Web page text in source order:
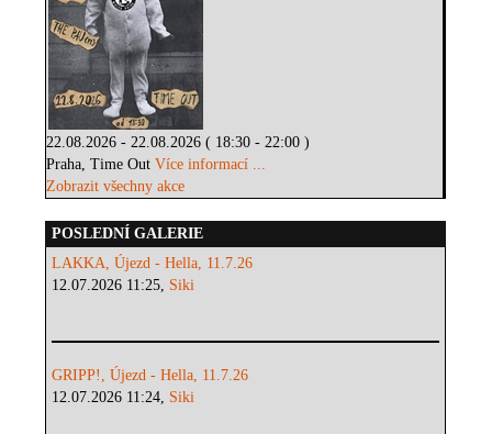
22.08.2026 - 22.08.2026 ( 18:30 - 22:00 )
Praha, Time OutVíce informací ...
Zobrazit všechny akce
POSLEDNÍ GALERIE
LAKKA, Újezd - Hella, 11.7.26
12.07.2026 11:25, Siki
GRIPP!, Újezd - Hella, 11.7.26
12.07.2026 11:24, Siki